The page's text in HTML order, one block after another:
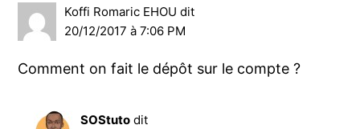
Koffi Romaric EHOU dit
20/12/2017 à 7:06 PM
Comment on fait le dépôt sur le compte ?
SOStuto dit